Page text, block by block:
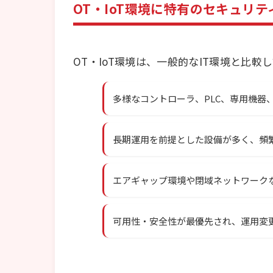
OT・IoT環境に特有のセキュリテ
OT・IoT環境は、一般的なIT環境と比較
多様なコントローラ、PLC、専用機器
長期運用を前提とした設備が多く、頻
エアギャップ環境や閉域ネットワーク
可用性・安全性が最優先され、運用変